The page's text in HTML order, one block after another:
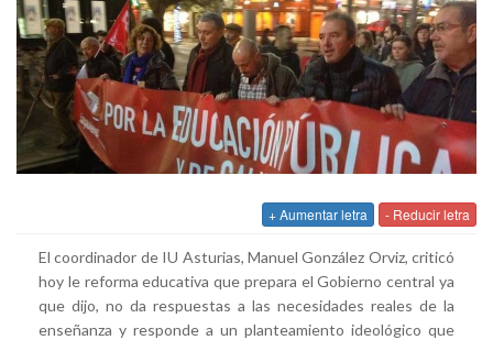
+ Aumentar letra - Reducir letra
El coordinador de IU Asturias, Manuel González Orviz, criticó
hoy le reforma educativa que prepara el Gobierno central ya
que dijo, no da respuestas a las necesidades reales de la
enseñanza y responde a un planteamiento ideológico que